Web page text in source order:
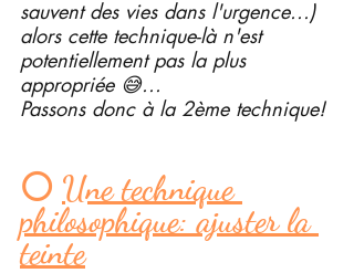
sauvent des vies dans l'urgence...)
alors cette technique-là n'est
potentiellement pas la plus
appropriée 😅...
Passons donc à la 2ème technique!
⚪ Une technique
philosophique: ajuster la
teinte